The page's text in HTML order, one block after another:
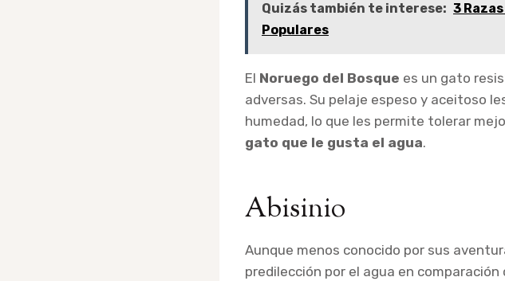
Quizás también te interese: 3
Populares
El Noruego del Bosque es un gato
adversas. Su pelaje espeso y aceitoso
humedad, lo que les permite tolerar
gato que le gusta el agua.
Abisinio
Aunque menos conocido por sus
predilección por el agua en